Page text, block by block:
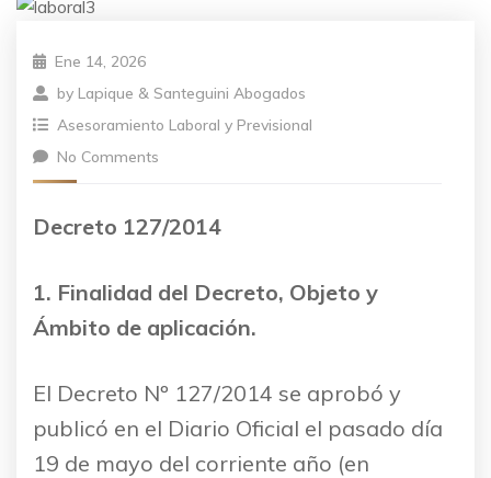
Ene 14, 2026
by Lapique & Santeguini Abogados
Asesoramiento Laboral y Previsional
No Comments
Decreto 127/2014
1. Finalidad del Decreto, Objeto y
Ámbito de aplicación.
El Decreto Nº 127/2014 se aprobó y
publicó en el Diario Oficial el pasado día
19 de mayo del corriente año (en